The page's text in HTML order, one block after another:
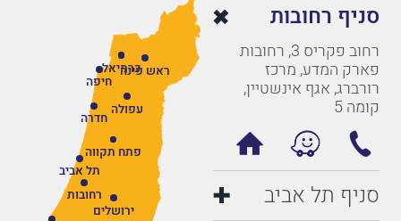
סניף רחובות
רחוב פקריס 3, רחובות
פארק המדע, מרכז
רורברג, אגף אינשטיין,
קומה 5
סניף תל אביב
רחובות
תל אביב
חיפה
ירושלים
פתח תקווה
חדרה
עפולה
ראש פינהכרמיאל